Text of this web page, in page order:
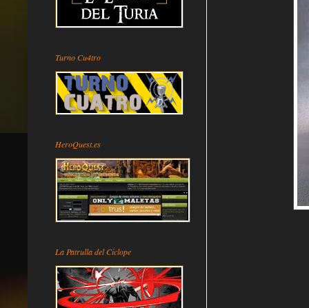
Turno Cu4tro
HeroQuest.es
La Patrulla del Cíclope